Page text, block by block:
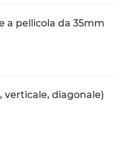
a pellicola da 35mm
verticale, diagonale)